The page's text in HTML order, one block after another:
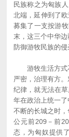
民族称之为匈族
北端，延伸到了
募集了一支按游
末，这三个中华
防御游牧民族的侵
游牧生活方式
严密，治理有方
纪律，就无法在
年在政治上统一
不断的长城之时，
公元前209－前
态，为匈奴提供